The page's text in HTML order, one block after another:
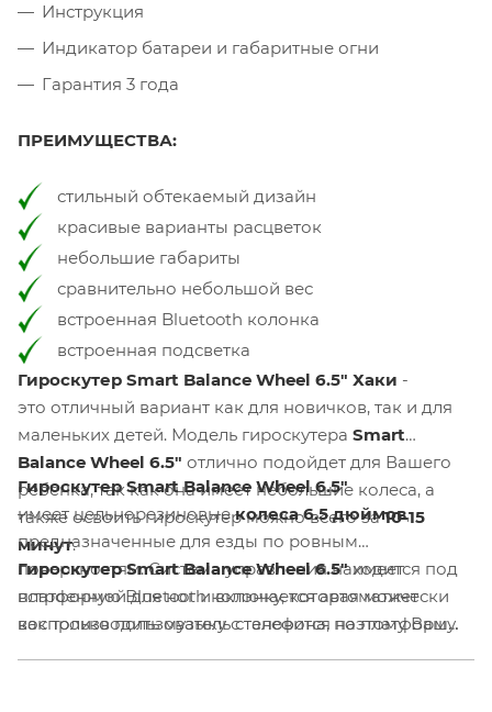
Инструкция
Индикатор батареи и габаритные огни
Гарантия 3 года
ПРЕИМУЩЕСТВА:
стильный обтекаемый дизайн
красивые варианты расцветок
небольшие габариты
сравнительно небольшой вес
встроенная Bluetooth колонка
встроенная подсветка
Гироскутер Smart Balance Wheel 6.5" Хаки -
это отличный вариант как для новичков, так и для
маленьких детей. Модель гироскутера Smart
Balance Wheel 6.5" отлично подойдет для Вашего
ребенка, так как она имеет небольшие колеса, а
также освоить гироскутер можно всего за10-15
минут.
Гироскутер Smart Balance Wheel 6.5"
имеет цельнорезиновыеколеса 6.5 дюймов,
предназначенные для езды по ровным
поверхностям. Система управления находится под
платформой для ног и включается автоматически
как только пользователь становится на платформу.
Гироскутер Smart Balance Wheel 6.5"имеет
встроенную Bluetooth колонку, которая может
воспроизводить музыку с телефона, поэтому Ваш